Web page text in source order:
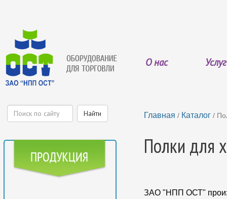
О нас
Главная / Каталог /
Полки для
ЗАО "НПП ОСТ"